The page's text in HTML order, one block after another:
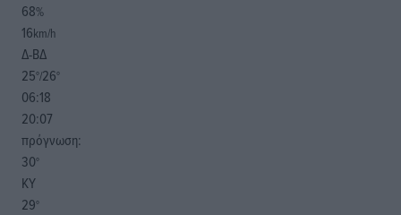
68%
16km/h
Δ-ΒΔ
25°/26°
06:18
20:07
πρόγνωση:
30°
ΚΥ
29°